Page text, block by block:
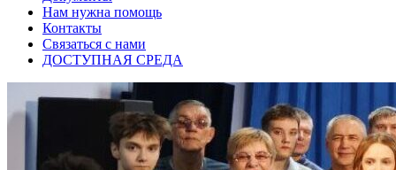
Нам нужна помощь
Контакты
Связаться с нами
ДОСТУПНАЯ СРЕДА